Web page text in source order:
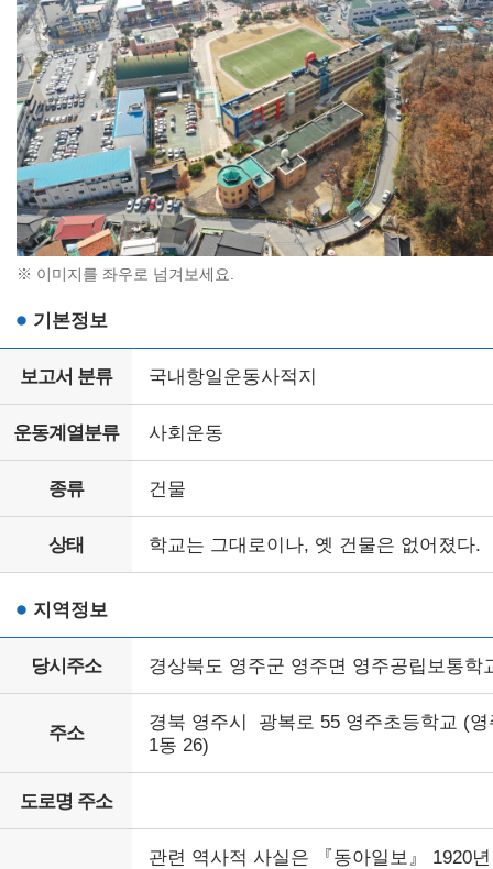
※ 이미지를 좌우로 넘겨보세요.
기본정보
보고서 분류 국내항일운동사적지
운동계열분류 사회운동
종류 건물
상태 학교는 그대로이나, 옛 건물은 없어졌다.
지역정보
당시주소 경상북도 영주군 영주면 영주공립보통학
주소
경북 영주시 광복로 55 영주초등학교 (영
1동 26)
도로명 주소
관련 역사적 사실은 『동아일보』 1920